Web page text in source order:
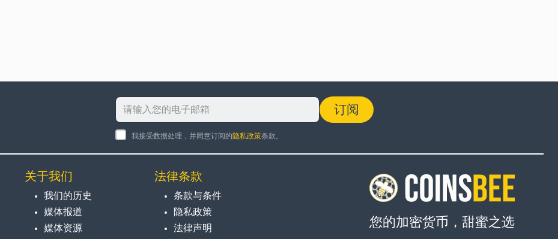
订阅
我接受数据处理，并同意订阅的隐私政策条款。
关于我们
我们的历史
媒体报道
媒体资源
法律条款
条款与条件
隐私政策
法律声明
您的加密货币，甜蜜之选